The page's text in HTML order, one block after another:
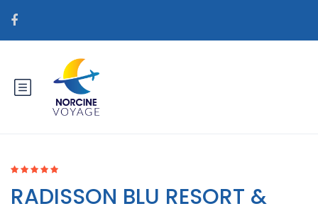
RADISSON BLU RESORT &